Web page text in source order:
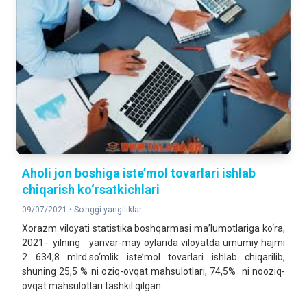
Aholi jon boshiga iste’mol tovarlari ishlab
chiqarish ko‘rsatkichlari
09/07/2021 • So'nggi yangiliklar
Xorazm viloyati statistika boshqarmasi ma’lumotlariga ko‘ra,
2021- yilning yanvar-may oylarida viloyatda umumiy hajmi
2 634,8 mlrd.so‘mlik iste’mol tovarlari ishlab chiqarilib,
shuning 25,5 % ni oziq-ovqat mahsulotlari, 74,5% ni nooziq-
ovqat mahsulotlari tashkil qilgan.